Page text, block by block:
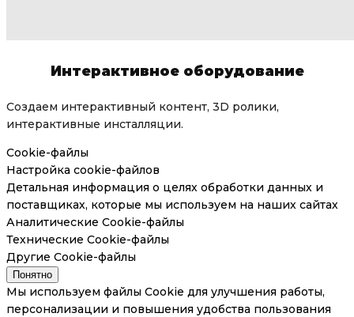
Интерактивное оборудование
Создаем интерактивный контент, 3D ролики,
интерактивные инсталляции.
Cookie-файлы
Настройка cookie-файлов
Детальная информация о целях обработки данных и
поставщиках, которые мы используем на наших сайтах
Аналитические Cookie-файлы
Технические Cookie-файлы
Другие Cookie-файлы
Понятно
Мы используем файлы Cookie для улучшения работы,
персонализации и повышения удобства пользования